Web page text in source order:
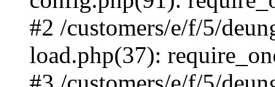
#2 /customers/e/f/5/
load.php(37):